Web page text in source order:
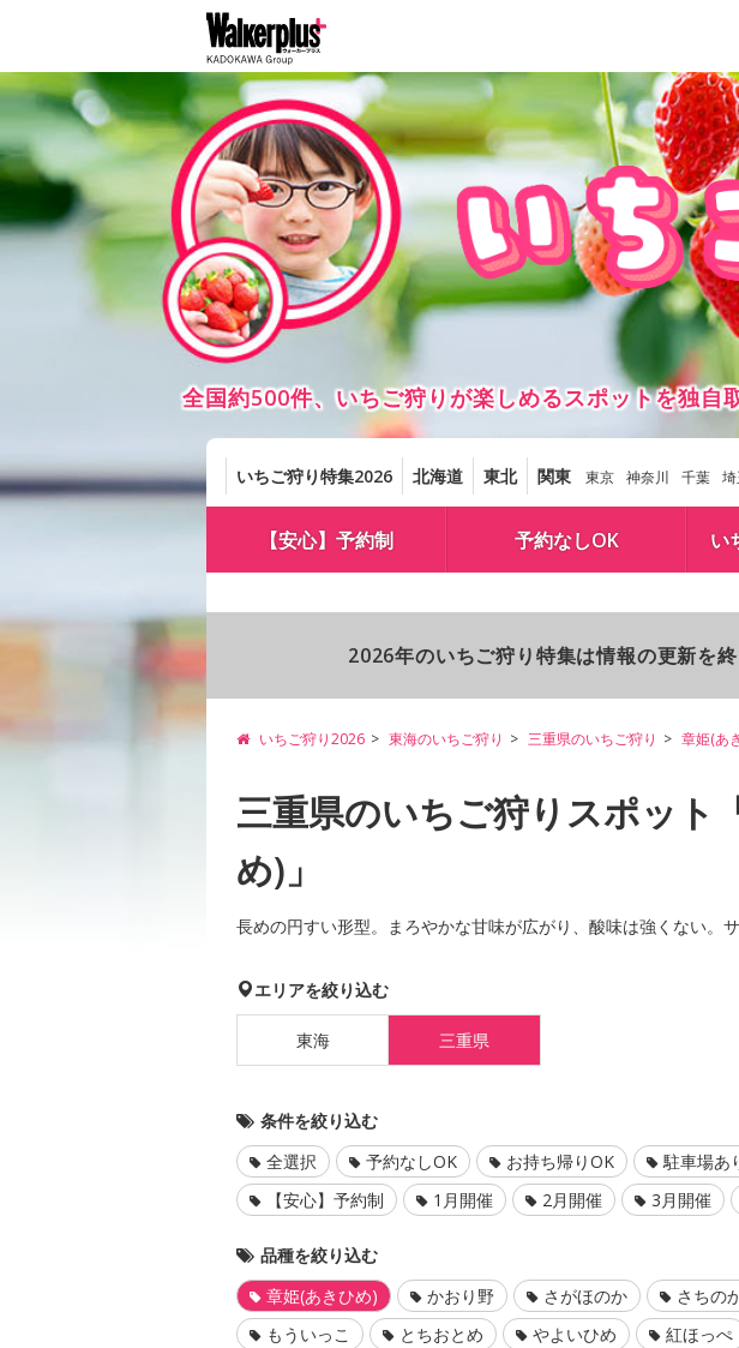
全国約500件、いちご狩りが楽しめるスポットを独
いちご狩り特集2026 北海道 東北 関東 東京 神奈川 千葉
【安心】予約制 予約なしOK い
2026年のいちご狩り特集は情報の更新を
いちご狩り2026 東海のいちご狩り 三重県のいちご狩り 章姫(あ
三重県のいちご狩りスポット
め)」
長めの円すい形型。まろやかな甘味が広がり、酸味は強くない。
エリアを絞り込む
東海 三重県
条件を絞り込む
全選択
予約なしOK お持ち帰りOK 駐車場あ
【安心】予約制
1月開催 2月開催 3月開催
品種を絞り込む
章姫(あきひめ)
かおり野 さがほのか さちの
もういっこ
とちおとめ やよいひめ 紅ほっぺ